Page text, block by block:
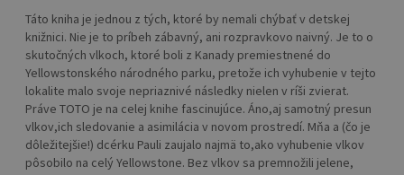
Táto kniha je jednou z tých, ktoré by nemali chýbať v detskej
knižnici. Nie je to príbeh zábavný, ani rozpravkovo naivný. Je to o
skutočných vlkoch, ktoré boli z Kanady premiestnené do
Yellowstonského národného parku, pretože ich vyhubenie v tejto
lokalite malo svoje nepriaznivé následky nielen v ríši zvierat.
Práve TOTO je na celej knihe fascinujúce. Áno,aj samotný presun
vlkov,ich sledovanie a asimilácia v novom prostredí. Mňa a (čo je
dôležitejšie!) dcérku Pauli zaujalo najmä to,ako vyhubenie vlkov
pôsobilo na celý Yellowstone. Bez vlkov sa premnožili jelene,